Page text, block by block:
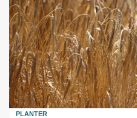
PLANTER